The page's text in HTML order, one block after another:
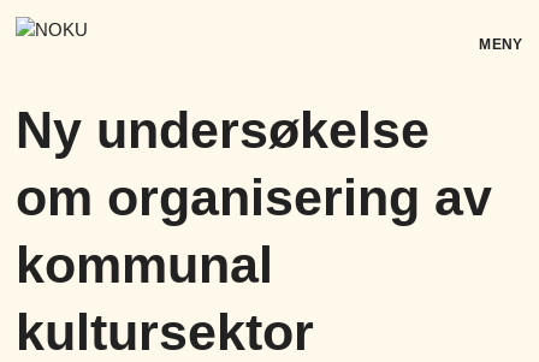
MENY
Ny undersøkelse
om organisering av
kommunal
kultursektor